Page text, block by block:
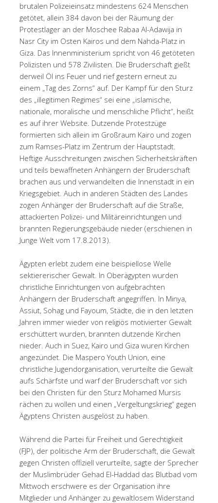
brutalen Polizeieinsatz mindestens 624 Menschen
getötet, allein 384 davon bei der Räumung der
Protestlager an der Moschee Rabaa Al-Adawija in
Nasr City im Osten Kairos und dem Nahda-Platz in
Giza. Das Innenministerium spricht von 46 getöteten
Polizisten und 578 Zivilisten. Die Bruderschaft gießt
derweil Öl ins Feuer und rief gestern erneut zu
einem „Tag des Zorns“ auf. Der Kampf für den Sturz
des „illegitimen Regimes“ sei eine „islamische,
nationale, moralische und menschliche Pflicht“, heißt
es auf ihrer Website. Dutzende Protestzüge
formierten sich allein im Großraum Kairo und zogen
zum Ramses-Platz im Zentrum der Hauptstadt.
Heftige Ausschreitungen zwischen Sicherheitskräften
und teils bewaffneten Anhängern der Bruderschaft
brachen aus und verwandelten die Innenstadt in ein
Kriegsgebiet. Auch in anderen Städten des Landes
zogen Anhänger der Bruderschaft auf die Straße,
attackierten Polizei- und Militäreinrichtungen und
brannten Regierungsgebäude nieder (erschienen in
Junge Welt vom 17.8.2013).
Ägypten erlebt zudem eine beispiellose Welle
sektiererischer Gewalt. In Oberägypten wurden
christliche Einrichtungen von aufgebrachten
Anhängern der Bruderschaft angegriffen. In Minya,
Assiut, Sohag und Fayoum, Städte, die in den letzten
Jahren immer wieder von religiös motivierter Gewalt
erschüttert wurden, brannten dutzende Kirchen
nieder. Auch in Suez, Kairo und Giza wuren Kirchen
angezündet. Die Maspero Youth Union, eine
christliche Jugendorganisation, verurteilte die Gewalt
aufs Schärfste und warf der Bruderschaft vor sich
bei den Christen für den Sturz Mohamed Mursis
rächen zu wollen und einen „Vergeltungskrieg“ gegen
Ägyptens Christen ausgelöst zu haben.
Während die Partei für Freiheit und Gerechtigkeit
(FJP), der politische Arm der Bruderschaft, die Gewalt
gegen Christen offiziell verurteilte, sagte der Sprecher
der Muslimbrüder Gehad El-Haddad das Blutbad vom
Mittwoch erschwere es der Organisation ihre
Mitglieder und Anhänger zu gewaltlosem Widerstand